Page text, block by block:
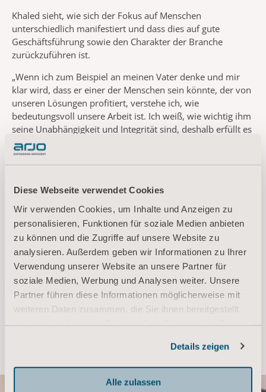
Diese Webseite verwendet Cookies
Wir verwenden Cookies, um Inhalte und Anzeigen zu
personalisieren, Funktionen für soziale Medien anbieten
zu können und die Zugriffe auf unsere Website zu
analysieren. Außerdem geben wir Informationen zu Ihrer
Verwendung unserer Website an unsere Partner für
soziale Medien, Werbung und Analysen weiter. Unsere
Partner führen diese Informationen möglicherweise mit
weiteren Daten zusammen, die Sie ihnen bereitgestellt
Details zeigen
Alle zulassen
Khaled sieht, wie sich der Fokus auf Menschen
unterschiedlich manifestiert und dass dies auf gute
Geschäftsführung sowie den Charakter der Branche
zurückzuführen ist.
„Wenn ich zum Beispiel an meinen Vater denke und mir
klar wird, dass er einer der Menschen sein könnte, der von
unseren Lösungen profitiert, verstehe ich, wie
bedeutungsvoll unsere Arbeit ist. Ich weiß, wie wichtig ihm
seine Unabhängigkeit und Integrität sind, deshalb erfüllt es
mich mit Stolz, zu einem Unternehmen zu gehören, das
diese Bedürfnisse erkennt und Lösungen entwickelt, um
sie zu erfüllen.
Für alle Mitarbeiter*innen von Arjo geht es bei
„Empowering Movement“ darum, optimale Bedingungen
für eine stärkere Mobilität in Pflegeeinrichtungen zu
schaffen, wodurch die klinischen und finanziellen
Ergebnisse verbessert werden. Außerdem werden wir alle
gegenseitig darin bestärkt, positive Energien miteinander
zu teilen und gemeinsam Fortschritte zu erzielen.
SIND AUCH SIE FÜR IHREN WEG BEREIT?